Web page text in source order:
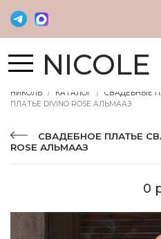
NICOLE
НИКОЛЬ КАТАЛОГ СВАДЕБНЫЕ
ПЛАТЬЕ DIVINO ROSE АЛЬМААЗ
СВАДЕБНОЕ ПЛАТЬЕ
ROSE АЛЬМААЗ
0